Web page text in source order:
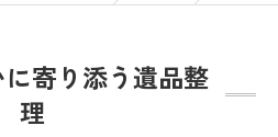
寄り添う遺品整
理